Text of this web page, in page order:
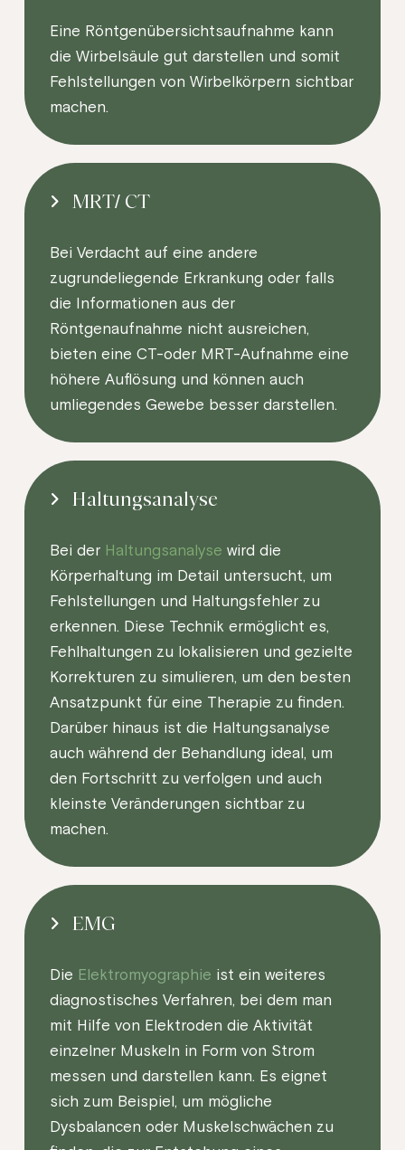
Eine Röntgenübersichtsaufnahme kann
die Wirbelsäule gut darstellen und somit
Fehlstellungen von Wirbelkörpern sichtbar
machen.
MRT/ CT
Bei Verdacht auf eine andere
zugrundeliegende Erkrankung oder falls
die Informationen aus der
Röntgenaufnahme nicht ausreichen,
bieten eine CT-oder MRT-Aufnahme eine
höhere Auflösung und können auch
umliegendes Gewebe besser darstellen.
Haltungsanalyse
Bei der Haltungsanalyse wird die
Körperhaltung im Detail untersucht, um
Fehlstellungen und Haltungsfehler zu
erkennen. Diese Technik ermöglicht es,
Fehlhaltungen zu lokalisieren und gezielte
Korrekturen zu simulieren, um den besten
Ansatzpunkt für eine Therapie zu finden.
Darüber hinaus ist die Haltungsanalyse
auch während der Behandlung ideal, um
den Fortschritt zu verfolgen und auch
kleinste Veränderungen sichtbar zu
machen.
EMG
Die Elektromyographie ist ein weiteres
diagnostisches Verfahren, bei dem man
mit Hilfe von Elektroden die Aktivität
einzelner Muskeln in Form von Strom
messen und darstellen kann. Es eignet
sich zum Beispiel, um mögliche
Dysbalancen oder Muskelschwächen zu